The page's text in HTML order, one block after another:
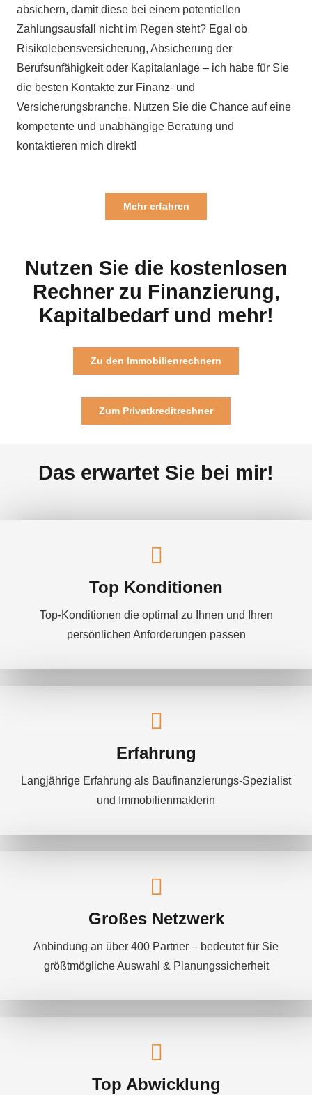
absichern, damit diese bei einem potentiellen
Zahlungsausfall nicht im Regen steht? Egal ob
Risikolebensversicherung, Absicherung der
Berufsunfähigkeit oder Kapitalanlage – ich habe für Sie
die besten Kontakte zur Finanz- und
Versicherungsbranche. Nutzen Sie die Chance auf eine
kompetente und unabhängige Beratung und
kontaktieren mich direkt!
Mehr erfahren
Nutzen Sie die kostenlosen
Rechner zu Finanzierung,
Kapitalbedarf und mehr!
Zu den Immobilienrechnern
Zum Privatkreditrechner
Das erwartet Sie bei mir!
Top Konditionen
Top-Konditionen die optimal zu Ihnen und Ihren
persönlichen Anforderungen passen
Erfahrung
Langjährige Erfahrung als Baufinanzierungs-Spezialist
und Immobilienmaklerin
Großes Netzwerk
Anbindung an über 400 Partner – bedeutet für Sie
größtmögliche Auswahl & Planungssicherheit
Top Abwicklung